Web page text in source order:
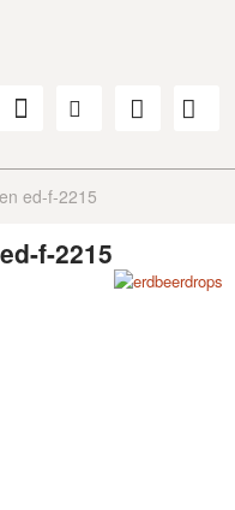
ed-f-2215
f-2215